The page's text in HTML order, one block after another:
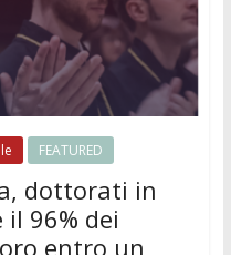
FEATURED
dottorati in
96% dei
entro un